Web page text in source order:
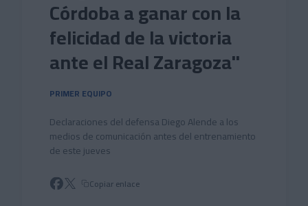
Córdoba a ganar con la
felicidad de la victoria
ante el Real Zaragoza"
PRIMER EQUIPO
Declaraciones del defensa Diego Alende a los
medios de comunicación antes del entrenamiento
de este jueves
Copiar enlace